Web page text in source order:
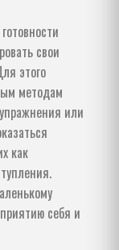
свои
этого
методам
или
как
себя и